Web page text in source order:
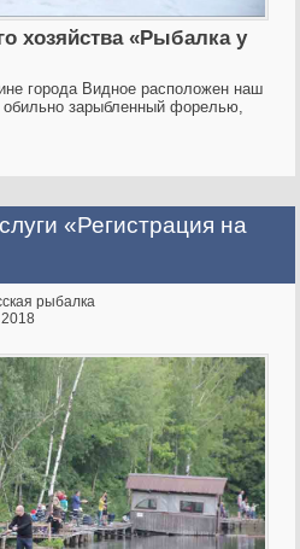
хозяйства «Рыбалка у
города Видное расположен наш
зарыбленный форелью,
«Регистрация на
рыбалка